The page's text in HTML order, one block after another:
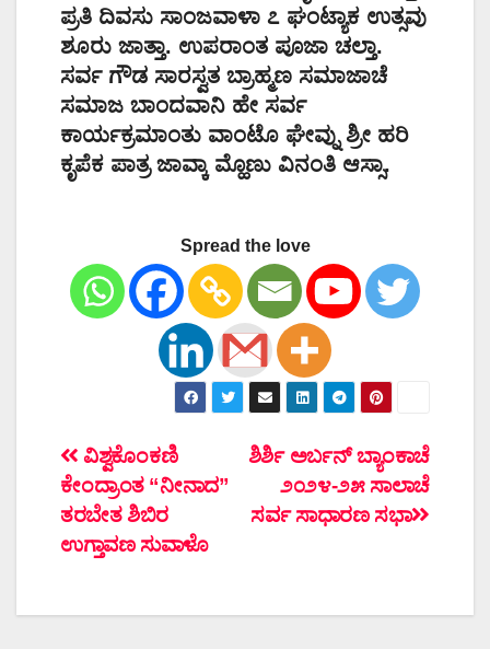
ಪ್ರತಿ ದಿವಸು ಸಾಂಜವಾಳಾ ೭ ಘಂಟ್ಯಾಕ ಉತ್ಸವು
ಶೂರು ಜಾತ್ತಾ. ಉಪರಾಂತ ಪೂಜಾ ಚಲ್ತಾ.
ಸರ್ವ ಗೌಡ ಸಾರಸ್ವತ ಬ್ರಾಹ್ಮಣ ಸಮಾಜಾಚೆ
ಸಮಾಜ ಬಾಂದವಾನಿ ಹೇ ಸರ್ವ
ಕಾರ್ಯಕ್ರಮಾಂತು ವಾಂಟೊ ಘೇವ್ನು ಶ್ರೀ ಹರಿ
ಕೃಪೆಕ ಪಾತ್ರ ಜಾವ್ಕಾ ಮ್ಹೊಣು ವಿನಂತಿ ಆಸ್ಸಾ.
Spread the love
ಲೇಖನದ
ನ್ಯಾವಿಗೇಶನ್
ಶಿರ್ಶಿ ಅರ್ಬನ್ ಬ್ಯಾಂಕಾಚೆ
೨೦೨೪-೨೫ ಸಾಲಾಚೆ
ಸರ್ವ ಸಾಧಾರಣ ಸಭಾ
ವಿಶ್ವಕೊಂಕಣಿ
ಕೇಂದ್ರಾಂತ “ನೀನಾದ”
ತರಬೇತ ಶಿಬಿರ
ಉಗ್ತಾವಣ ಸುವಾಳೊ